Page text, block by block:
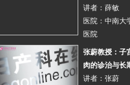
讲者： 薛敏
医院： 中南大
医院
张蔚教授：子
肉的诊治与长
讲者： 张蔚